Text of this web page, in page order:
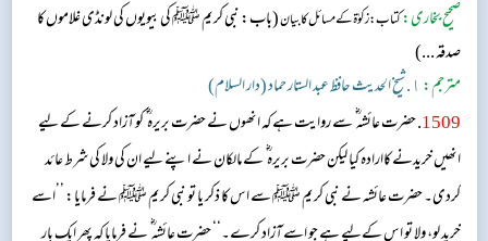
صحیح بخاری:کتاب: زکوٰۃ کے مسائل کا بیان(باب: نبی کریم ﷺ کی بیویوں کی لونڈی غلاموں کا
صدقہ ...)
مترجم: ١. شیخ الحدیث حافظ عبد الستار حماد (دار السلام)
1509 . حضرت عائشہ ؓ سے روایت ہے کہ انھوں نے حضرت بریرہ ؓ کو آزاد کرنے کے لیے
انھیں خریدنے کاارادہ کیا لیکن حضرت بریرہ ؓ کے مالکان نے اپنے لیے ان کی ولا کی شرط عائد
کردی۔ حضرت عائشہ نے نبی کریم ﷺ سے اس کا ذکر یا تو نبی کریم ﷺ نے فرمایا: ’’اسے
خرید لو، ولا تو اس کےلیے ہے جو اسے آزاد کرے۔‘‘ حضرت عائشہ ؓ نے فرمایا کہ پھر ایک بار